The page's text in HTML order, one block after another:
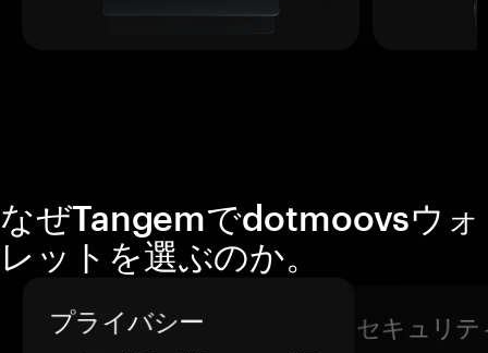
なぜTangemでdotmoovsウォ
レットを選ぶのか。
プライバシー セキュリテ